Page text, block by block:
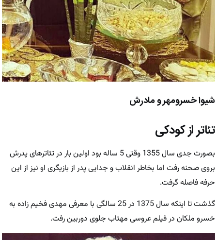
شیوا خسرومهر و مادرش
تئاتر از کودکی
بصورت جدی سال 1355 وقتی 5 ساله بود اولین بار در تئاترهای پدرش
بروی صحنه رفت اما بخاطر انقلاب و جدایی پدر از بازیگری او نیز از این
حرفه فاصله گرفت.
گذشت تا اینکه سال 1375 در 25 سالگی با معرفی مهدی فخیم زاده به
خسرو ملکان در فیلم عروسی مهتاب جلوی دوربین رفت.